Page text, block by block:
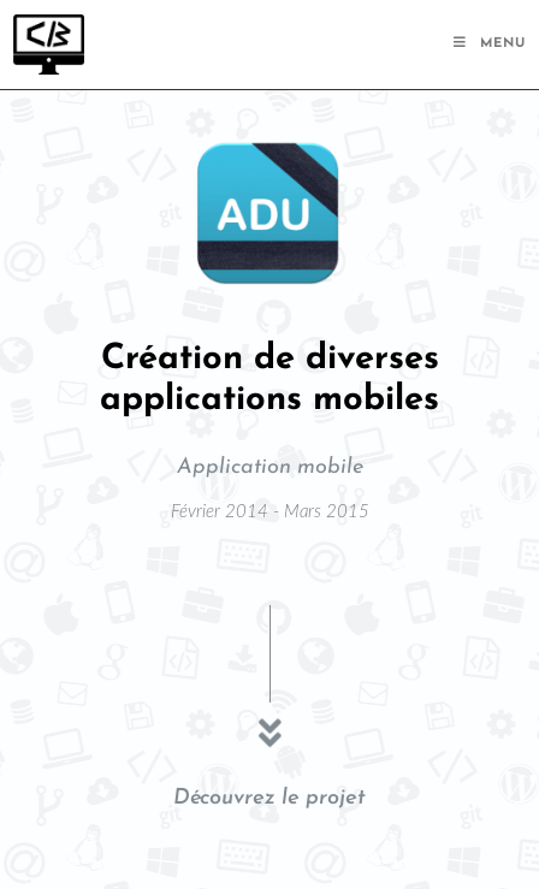
MENU
Création de diverses
applications mobiles
Application mobile
Février 2014 - Mars 2015
Découvrez le projet